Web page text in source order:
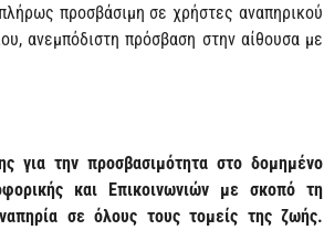
προσβάσιμη σε χρήστες αναπηρικού
ανεμπόδιστη πρόσβαση στην αίθουσα με
για την προσβασιμότητα στο δομημένο
και Επικοινωνιών με σκοπό τη
σε όλους τους τομείς της ζωής.